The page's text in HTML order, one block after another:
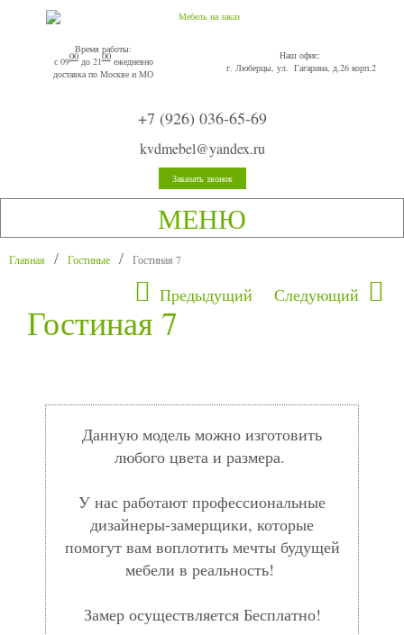
Время работы:
с 0900до 2100ежедневно
доставка по Москве и МО
Наш офис:
г. Люберцы, ул. Гагарина, д.26 корп.2
+7 (926) 036-65-69
kvdmebel@yandex.ru
Заказать звонок
МЕНЮ
Главная Гостиные Гостиная 7
Предыдущий Следующий
Гостиная 7
Данную модель можно изготовить
любого цвета и размера.
У нас работают профессиональные
дизайнеры-замерщики, которые
помогут вам воплотить мечты будущей
мебели в реальность!
Замер осуществляется Бесплатно!